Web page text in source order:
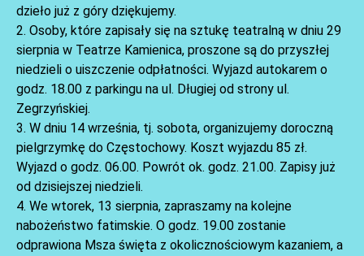
dzieło już z góry dziękujemy.
2. Osoby, które zapisały się na sztukę teatralną w dniu 29
sierpnia w Teatrze Kamienica, proszone są do przyszłej
niedzieli o uiszczenie odpłatności. Wyjazd autokarem o
godz. 18.00 z parkingu na ul. Długiej od strony ul.
Zegrzyńskiej.
3. W dniu 14 września, tj. sobota, organizujemy doroczną
pielgrzymkę do Częstochowy. Koszt wyjazdu 85 zł.
Wyjazd o godz. 06.00. Powrót ok. godz. 21.00. Zapisy już
od dzisiejszej niedzieli.
4. We wtorek, 13 sierpnia, zapraszamy na kolejne
nabożeństwo fatimskie. O godz. 19.00 zostanie
odprawiona Msza święta z okolicznościowym kazaniem, a